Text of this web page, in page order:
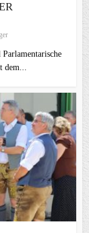
Parlamentarische
dem...